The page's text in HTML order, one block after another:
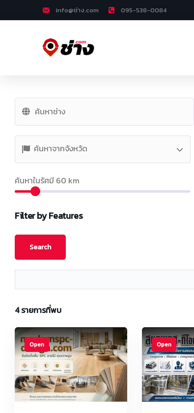
info@ช่าง.com 095-538-0084
ค้นหาจากจังหวัด
ค้นหาในรัศมี 60 km
Filter by Features
4รายการที่พบ
Open Open